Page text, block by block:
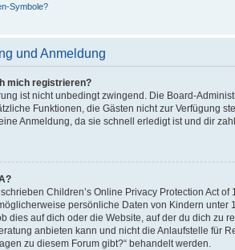
Symbole?
und Anmeldung
mich registrieren?
ist nicht unbedingt zwingend. Die Board-
Funktionen, die Gästen nicht zur Verfügung
Anmeldung, da sie schnell erledigt ist und dir
Children’s Online Privacy Protection Act
persönliche Daten von Kindern
dies auf dich oder die Website, auf der du dich zu
anbieten kann und nicht die Anlaufstelle für
zu diesem Forum gibt?“ behandelt werden.